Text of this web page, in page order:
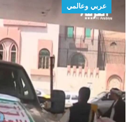
عربي وعالمي